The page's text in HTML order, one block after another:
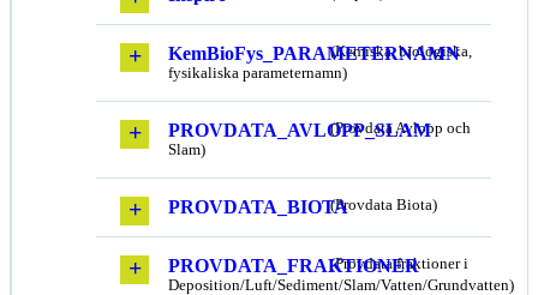
KemBioFys_PARAMETERNAMN
(Kemiska, biologiska,
fysikaliska parameternamn)
PROVDATA_AVLOPP_SLAM
(Provdata Avlopp och
Slam)
PROVDATA_BIOTA(Provdata Biota)
PROVDATA_FRAKTIONER
(Provdata fraktioner i
Deposition/Luft/Sediment/Slam/Vatten/Grundvatten)